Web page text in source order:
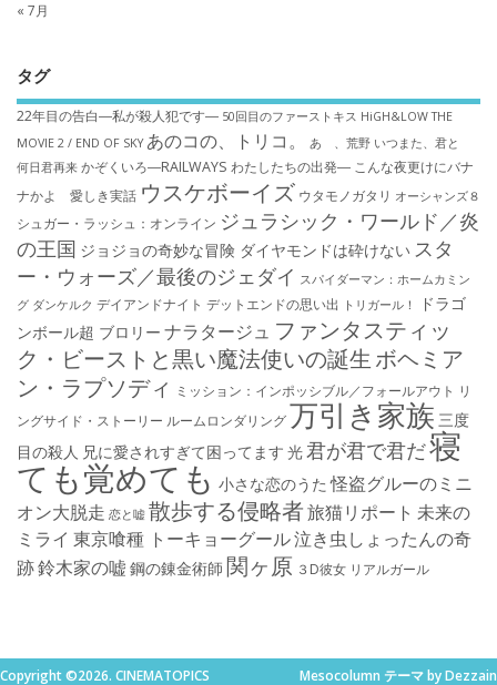
« 7月
タグ
22年目の告白―私が殺人犯です― 50回目のファーストキス HiGH&LOW THE
MOVIE 2 / END OF SKY あのコの、トリコ。 あゝ、荒野 いつまた、君と
何日君再来 かぞくいろ―RAILWAYS わたしたちの出発― こんな夜更けにバナ
ナかよ 愛しき実話 ウスケボーイズ ウタモノガタリ オーシャンズ８
シュガー・ラッシュ：オ​ンライン ジュラシック・ワールド／炎
の王国 ジョジョの奇妙な冒険 ダイヤモンドは砕けない スタ
ー・ウォーズ／最後のジェダイ スパイダーマン：ホームカミン
グ ダンケルク デイアンドナイト デットエンドの思い出 トリガール！
ドラゴ
ンボール超 ブロリー ナラタージュ ファンタスティッ
ク・ビーストと黒い魔法使いの誕生 ボヘミア
ン・ラプソディ ミッション：インポッシブル／フォールアウト リ
ングサイド・ストーリー ルームロンダリング万引き家族 三度
目の殺人 兄に愛されすぎて困ってます 光君が君で君だ寝
ても覚めても 小さな恋のうた 怪盗グルーのミニ
オン大脱走 恋と嘘 散歩する侵略者旅猫リポート 未来の
ミライ 東京喰種 トーキョーグール泣き虫しょったんの奇
跡鈴木家の嘘 鋼の錬金術師 関ヶ原 ３D彼女 リアルガール
Copyright ©2026. CINEMATOPICS Mesocolumn テーマ by Dezzain